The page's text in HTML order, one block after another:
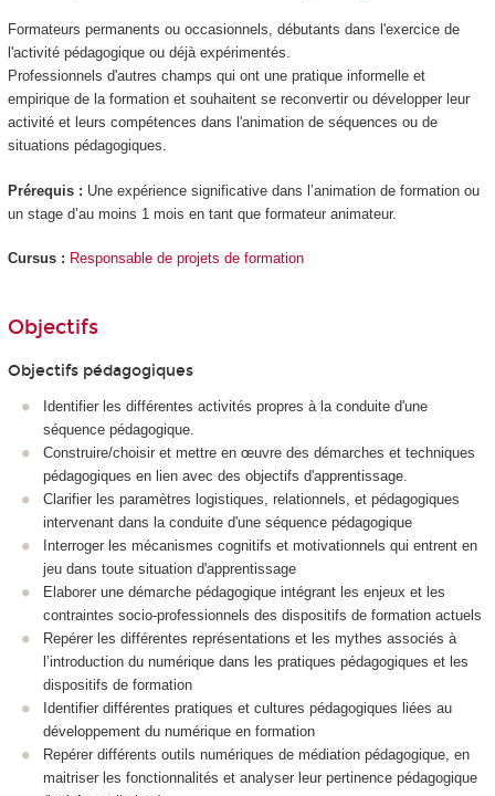
Formateurs permanents ou occasionnels, débutants dans l'exercice de
l'activité pédagogique ou déjà expérimentés.
Professionnels d'autres champs qui ont une pratique informelle et
empirique de la formation et souhaitent se reconvertir ou développer leur
activité et leurs compétences dans l'animation de séquences ou de
situations pédagogiques.
Prérequis : Une expérience significative dans l’animation de formation ou
un stage d’au moins 1 mois en tant que formateur animateur.
Cursus : Responsable de projets de formation
Objectifs
Objectifs pédagogiques
Identifier les différentes activités propres à la conduite d'une
séquence pédagogique.
Construire/choisir et mettre en œuvre des démarches et techniques
pédagogiques en lien avec des objectifs d'apprentissage.
Clarifier les paramètres logistiques, relationnels, et pédagogiques
intervenant dans la conduite d'une séquence pédagogique
Interroger les mécanismes cognitifs et motivationnels qui entrent en
jeu dans toute situation d'apprentissage
Elaborer une démarche pédagogique intégrant les enjeux et les
contraintes socio-professionnels des dispositifs de formation actuels
Repérer les différentes représentations et les mythes associés à
l’introduction du numérique dans les pratiques pédagogiques et les
dispositifs de formation
Identifier différentes pratiques et cultures pédagogiques liées au
développement du numérique en formation
Repérer différents outils numériques de médiation pédagogique, en
maitriser les fonctionnalités et analyser leur pertinence pédagogique